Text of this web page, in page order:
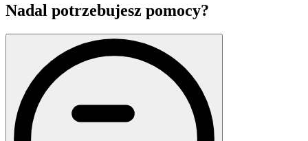
Nadal potrzebujesz pomocy?